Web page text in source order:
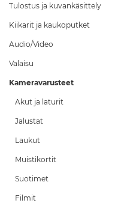
Tulostus ja kuvankäsittely
Kiikarit ja kaukoputket
Audio/Video
Valaisu
Kameravarusteet
Akut ja laturit
Jalustat
Laukut
Muistikortit
Suotimet
Filmit